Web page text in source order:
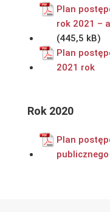
Plan
rok 2021 –
Plan
2021 rok
Rok 2020
Plan